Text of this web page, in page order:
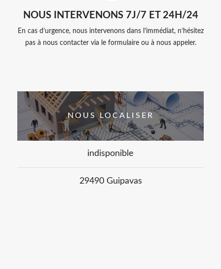
NOUS INTERVENONS 7J/7 ET 24H/24
En cas d’urgence, nous intervenons dans l’immédiat, n’hésitez
pas à nous contacter via le formulaire ou à nous appeler.
NOUS LOCALISER
indisponible
29490 Guipavas